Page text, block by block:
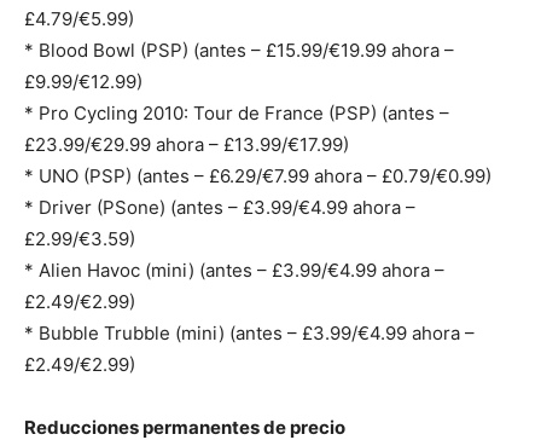
£4.79/€5.99)
* Blood Bowl (PSP) (antes – £15.99/€19.99 ahora –
£9.99/€12.99)
* Pro Cycling 2010: Tour de France (PSP) (antes –
£23.99/€29.99 ahora – £13.99/€17.99)
* UNO (PSP) (antes – £6.29/€7.99 ahora – £0.79/€0.99)
* Driver (PSone) (antes – £3.99/€4.99 ahora –
£2.99/€3.59)
* Alien Havoc (mini) (antes – £3.99/€4.99 ahora –
£2.49/€2.99)
* Bubble Trubble (mini) (antes – £3.99/€4.99 ahora –
£2.49/€2.99)
Reducciones permanentes de precio